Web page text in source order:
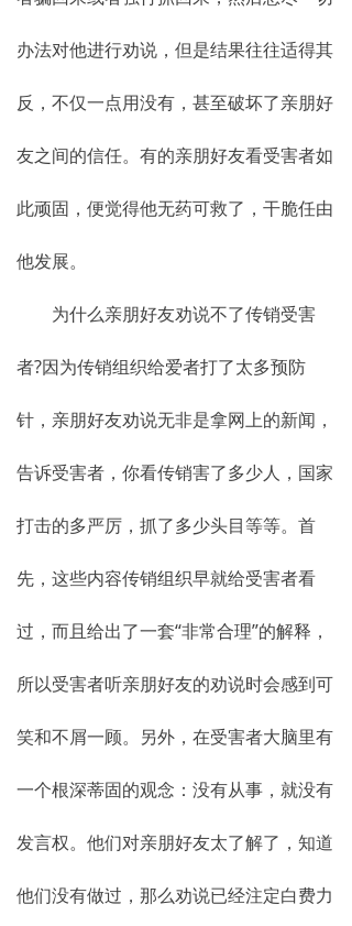
传销骗术
相关处罚
传销案例
违规直销
涉传公司
专家论点
揭秘传销
直销与传销详解
反传销论坛
办法对他进行劝说，但是结果往往适得其
反，不仅一点用没有，甚至破坏了亲朋好
友之间的信任。有的亲朋好友看受害者如
此顽固，便觉得他无药可救了，干脆任由
他发展。
为什么亲朋好友劝说不了传销受害
者?因为传销组织给爱者打了太多预防
针，亲朋好友劝说无非是拿网上的新闻，
告诉受害者，你看传销害了多少人，国家
打击的多严厉，抓了多少头目等等。首
先，这些内容传销组织早就给受害者看
过，而且给出了一套“非常合理”的解释，
所以受害者听亲朋好友的劝说时会感到可
笑和不屑一顾。另外，在受害者大脑里有
一个根深蒂固的观念：没有从事，就没有
发言权。他们对亲朋好友太了解了，知道
他们没有做过，那么劝说已经注定白费力